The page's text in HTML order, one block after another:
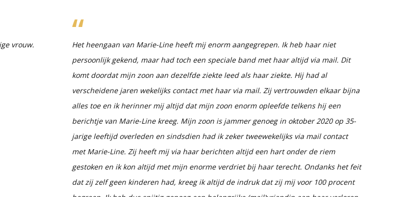
vrouw.
Het heengaan van Marie-Line heeft mij enorm aangegrepen. Ik heb haar niet
persoonlijk gekend, maar had toch een speciale band met haar altijd via mail. Dit
komt doordat mijn zoon aan dezelfde ziekte leed als haar ziekte. Hij had al
verscheidene jaren wekelijks contact met haar via mail. Zij vertrouwden elkaar bijna
alles toe en ik herinner mij altijd dat mijn zoon enorm opleefde telkens hij een
berichtje van Marie-Line kreeg. Mijn zoon is jammer genoeg in oktober 2020 op 35-
jarige leeftijd overleden en sindsdien had ik zeker tweewekelijks via mail contact
met Marie-Line. Zij heeft mij via haar berichten altijd een hart onder de riem
gestoken en ik kon altijd met mijn enorme verdriet bij haar terecht. Ondanks het feit
dat zij zelf geen kinderen had, kreeg ik altijd de indruk dat zij mij voor 100 procent